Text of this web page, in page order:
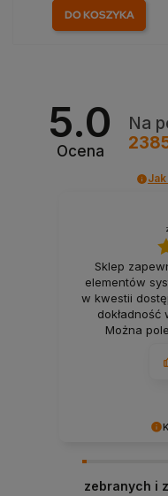
DO KOSZYKA
5.0
Ocena
Na
Sklep
elementów
w kwestii
dokładność
Można
polegać
zebranych i